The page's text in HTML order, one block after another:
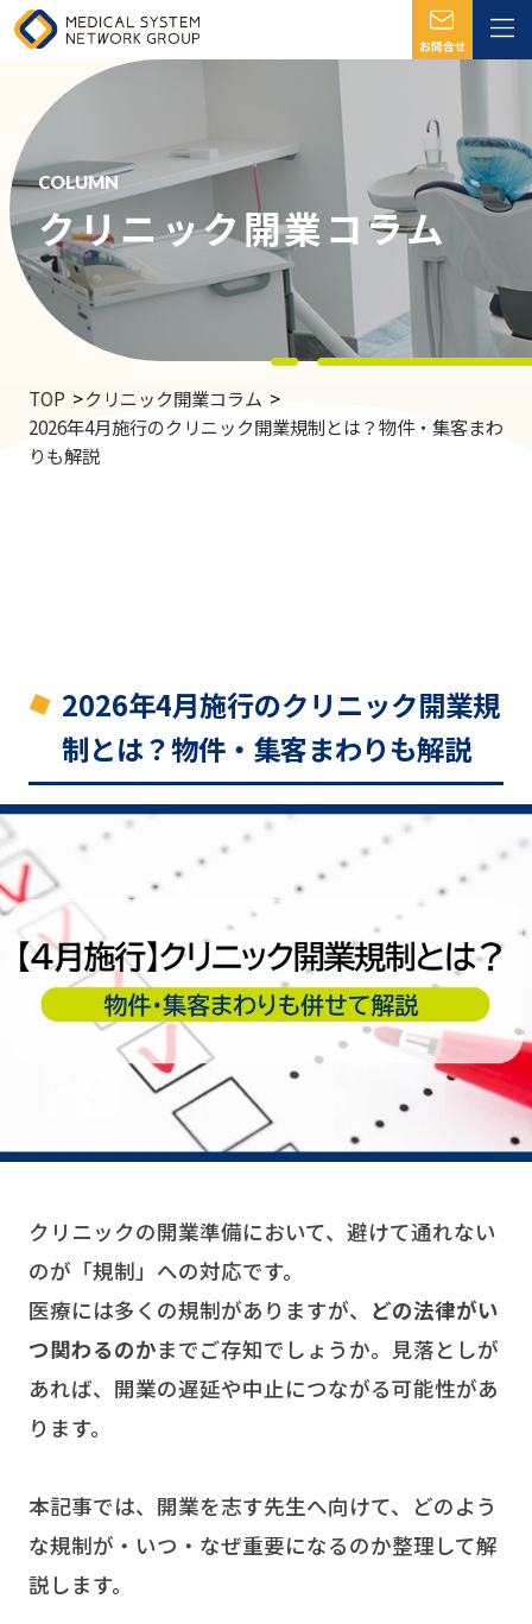
COLUMN
クリニック開業コラム
TOP
クリニック開業コラム
2026年4月施行のクリニック開業規制とは？物件・集客まわ
りも解説
2026年4月施行のクリニック開業規
制とは？物件・集客まわりも解説
クリニックの開業準備において、避けて通れない
のが「規制」への対応です。
医療には多くの規制がありますが、 どの法律がい
つ関わるのかまでご存知でしょうか。見落としが
あれば、開業の遅延や中止につながる可能性があ
ります。
本記事では、開業を志す先生へ向けて、どのよう
な規制が・いつ・なぜ重要になるのか整理して解
説します。